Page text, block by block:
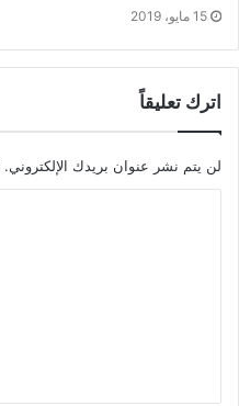
15 مايو، 2019
اترك تعليقاً
لن يتم نشر عنوان بريدك الإلكتروني.